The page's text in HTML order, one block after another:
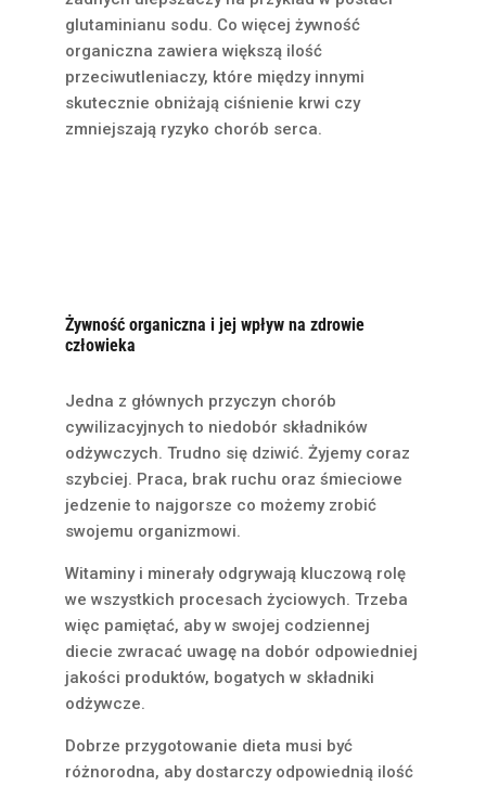
glutaminianu sodu. Co więcej żywność
organiczna zawiera większą ilość
przeciwutleniaczy, które między innymi
skutecznie obniżają ciśnienie krwi czy
zmniejszają ryzyko chorób serca.
Żywność organiczna i jej wpływ na zdrowie
człowieka
Jedna z głównych przyczyn chorób
cywilizacyjnych to niedobór składników
odżywczych. Trudno się dziwić. Żyjemy coraz
szybciej. Praca, brak ruchu oraz śmieciowe
jedzenie to najgorsze co możemy zrobić
swojemu organizmowi.
Witaminy i minerały odgrywają kluczową rolę
we wszystkich procesach życiowych. Trzeba
więc pamiętać, aby w swojej codziennej
diecie zwracać uwagę na dobór odpowiedniej
jakości produktów, bogatych w składniki
odżywcze.
Dobrze przygotowanie dieta musi być
różnorodna, aby dostarczy odpowiednią ilość